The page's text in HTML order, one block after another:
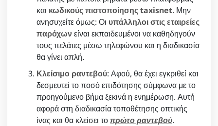
και κωδικούς πιστοποίησης taxisnet. Μην
ανησυχείτε όμως: Οι υπάλληλοι στις εταιρείες
παρόχωνείναι εκπαιδευμένοι να καθηδηγούν
τους πελάτες μέσω τηλεφώνου και η διαδικασία
θα γίνει απλή.
Κλείσιμο ραντεβού: Αφού, θα έχει εγκριθεί και
δεσμευτεί το ποσό επιδότησης σύμφωνα με το
προηγούμενο βήμα ξεκινά η ενημέρωση. Αυτή
αφορά στη διαδικασία τοποθέτησης οπτικής
ίνας και θα κλείσει τοπρώτο ραντεβού.